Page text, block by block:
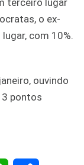
o ex-
com 10%.
ouvindo
3 pontos